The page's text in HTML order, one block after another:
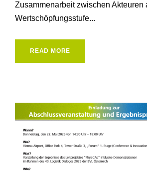
Zusammenarbeit zwischen Akteuren
Wertschöpfungsstufe...
READ MORE